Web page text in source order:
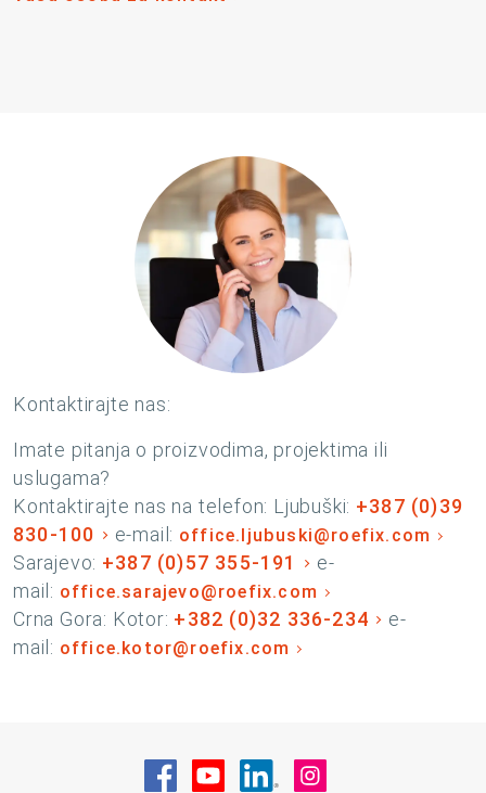
Kontaktirajte nas:
Imate pitanja o proizvodima, projektima ili
uslugama?
Kontaktirajte nas na telefon: Ljubuški: +387 (0)39
830-100
e-mail: office.ljubuski@roefix.com
Sarajevo: +387 (0)57 355-191
e-
mail: office.sarajevo@roefix.com
Crna Gora: Kotor: +382 (0)32 336-234
e-
mail: office.kotor@roefix.com
Posjetite nas na Facebook
Posjetite nas na YouTube
Posjetite nas na